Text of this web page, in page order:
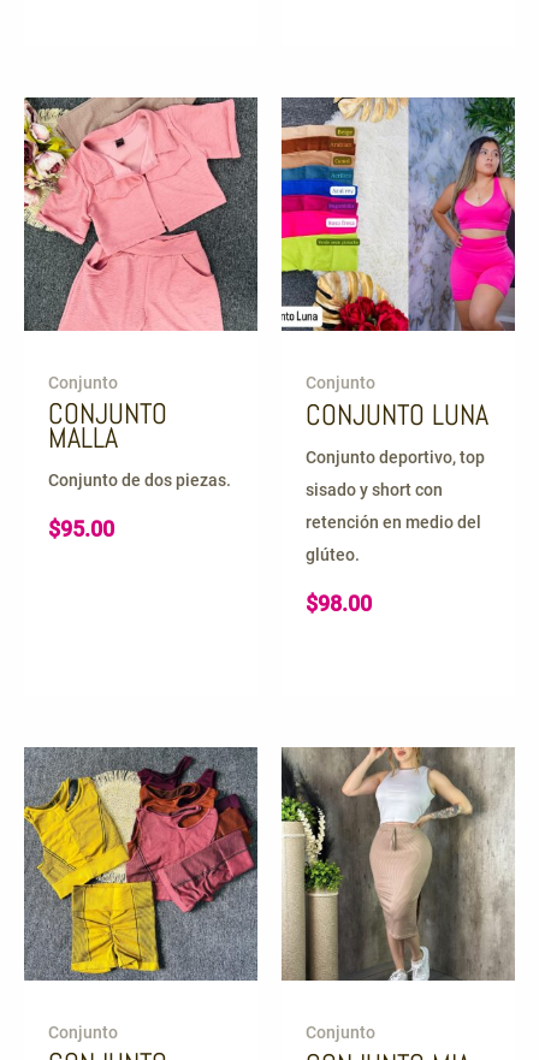
Conjunto
CONJUNTO
MALLA
Conjunto de dos piezas.
$95.00
Conjunto
CONJUNTO LUNA
Conjunto deportivo, top
sisado y short con
retención en medio del
glúteo.
$98.00
Conjunto Conjunto